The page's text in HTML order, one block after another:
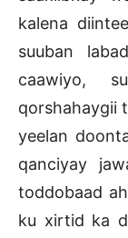
kalena
suuban
caawiyo,
qorshahaygii
yeelan
qanciyay
toddobaad
ku xirtid ka